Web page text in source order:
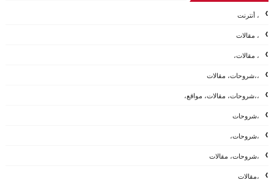
، أنترنت
، مقالات
، مقالات،
،،شروحات، مقالات
،،شروحات، مقالات، مواقع،
،شروحات
،شروحات،
،شروحات، مقالات
،مقالات